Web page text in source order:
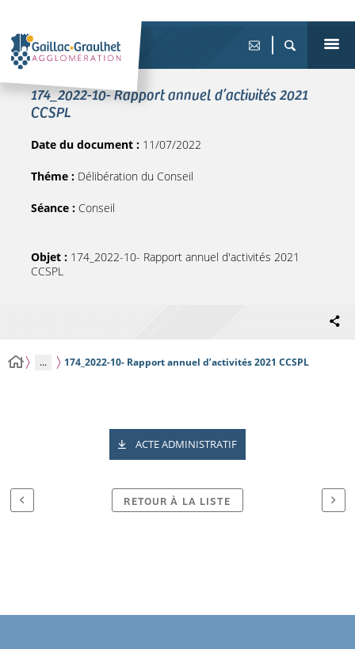
174_2022-10- Rapport annuel d’activités 2021
CCSPL
Date du document : 11/07/2022
Théme : Délibération du Conseil
Séance : Conseil
Objet : 174_2022-10- Rapport annuel d'activités 2021
CCSPL
... 174_2022-10- Rapport annuel d’activités 2021 CCSPL
ACTE ADMINISTRATIF
RETOUR À LA LISTE